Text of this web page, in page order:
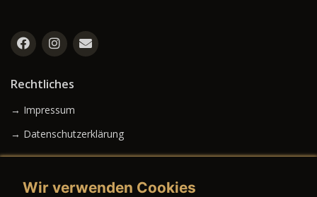
Rechtliches
→ Impressum
→ Datenschutzerklärung
Wir verwenden Cookies